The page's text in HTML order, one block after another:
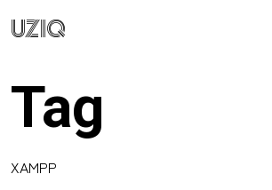
UZIQ
Tag
XAMPP